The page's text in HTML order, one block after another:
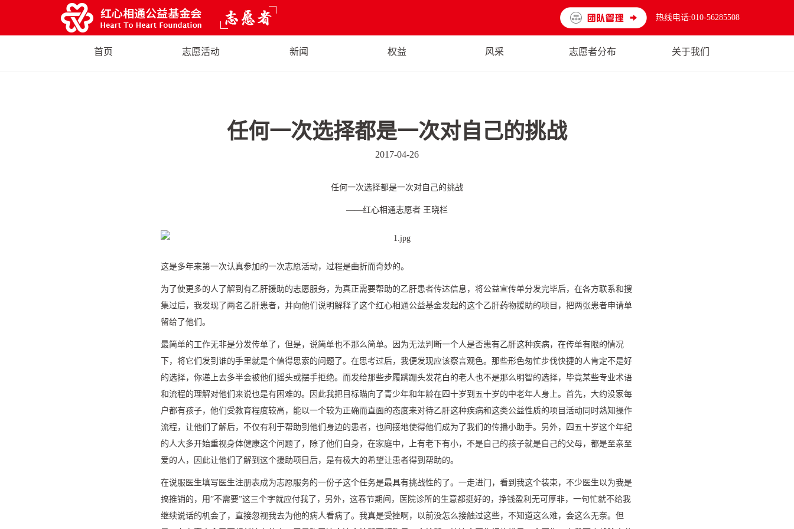
热线电话:010-56285508
首页 志愿活动 新闻 权益 风采 志愿者分布 关于我们
任何一次选择都是一次对自己的挑战
2017-04-26
任何一次选择都是一次对自己的挑战
——红心相通志愿者 王晓栏
这是多年来第一次认真参加的一次志愿活动，过程是曲折而奇妙的。
为了使更多的人了解到有乙肝援助的志愿服务，为真正需要帮助的乙肝患者传达信息，将公益宣传单分发完毕后，在各方联系和搜
集过后，我发现了两名乙肝患者，并向他们说明解释了这个红心相通公益基金发起的这个乙肝药物援助的项目，把两张患者申请单
留给了他们。
最简单的工作无非是分发传单了，但是，说简单也不那么简单。因为无法判断一个人是否患有乙肝这种疾病，在传单有限的情况
下，将它们发到谁的手里就是个值得思索的问题了。在思考过后，我便发现应该察言观色。那些形色匆忙步伐快捷的人肯定不是好
的选择，你递上去多半会被他们摇头或摆手拒绝。而发给那些步履蹒跚头发花白的老人也不是那么明智的选择，毕竟某些专业术语
和流程的理解对他们来说也是有困难的。因此我把目标瞄向了青少年和年龄在四十岁到五十岁的中老年人身上。首先，大约没家每
户都有孩子，他们受教育程度较高，能以一个较为正确而直面的态度来对待乙肝这种疾病和这类公益性质的项目活动同时熟知操作
流程，让他们了解后，不仅有利于帮助到他们身边的患者，也间接地使得他们成为了我们的传播小助手。另外，四五十岁这个年纪
的人大多开始重视身体健康这个问题了，除了他们自身，在家庭中，上有老下有小，不是自己的孩子就是自己的父母，都是至亲至
爱的人，因此让他们了解到这个援助项目后，是有极大的希望让患者得到帮助的。
在说服医生填写医生注册表成为志愿服务的一份子这个任务是最具有挑战性的了。一走进门，看到我这个装束，不少医生以为我是
搞推销的，用”不需要”这三个字就应付我了，另外，这春节期间，医院诊所的生意都挺好的，挣钱盈利无可厚非，一句忙就不给我
继续说话的机会了，直接忽视我去为他的病人看病了。我真是受挫啊，以前没怎么接触过这些，不知道这么难，会这么无奈。但